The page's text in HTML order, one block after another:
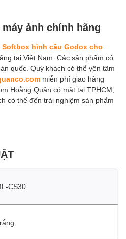
ảnh chính hãng
Softbox hình cầu Godox cho
tại Việt Nam. Các sản phẩm có
quốc. Quý khách có thể yên tâm
miễn phí giao hàng
Hoằng Quân có mặt tại TPHCM,
có thể đến trải nghiệm sản phẩm
CS30